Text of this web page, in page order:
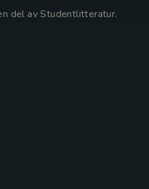
del av Studentlitteratur.